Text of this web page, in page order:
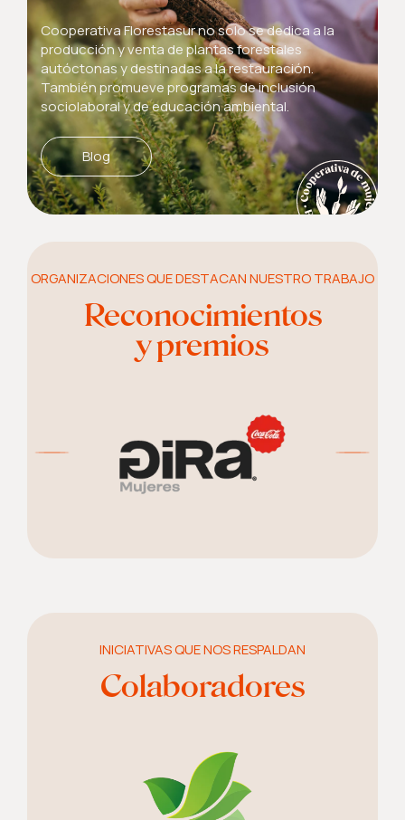
Cooperativa Florestasur no solo se dedica a la
producción y venta de plantas forestales
autóctonas y destinadas a la restauración.
También promueve programas de inclusión
sociolaboral y de educación ambiental.
Blog
ORGANIZACIONES QUE DESTACAN NUESTRO TRABAJO
Reconocimientos
y premios
INICIATIVAS QUE NOS RESPALDAN
Colaboradores